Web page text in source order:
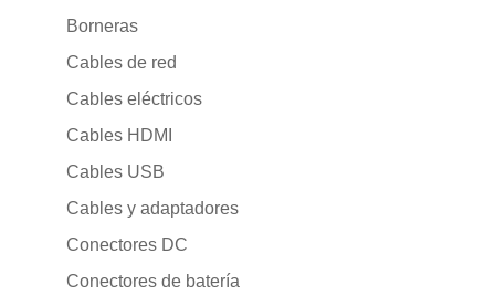
Borneras
Cables de red
Cables eléctricos
Cables HDMI
Cables USB
Cables y adaptadores
Conectores DC
Conectores de batería